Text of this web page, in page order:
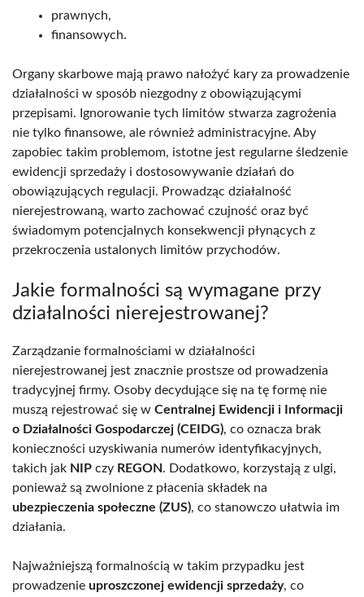
prawnych,
finansowych.
Organy skarbowe mają prawo nałożyć kary za prowadzenie
działalności w sposób niezgodny z obowiązującymi
przepisami. Ignorowanie tych limitów stwarza zagrożenia
nie tylko finansowe, ale również administracyjne. Aby
zapobiec takim problemom, istotne jest regularne śledzenie
ewidencji sprzedaży i dostosowywanie działań do
obowiązujących regulacji. Prowadząc działalność
nierejestrowaną, warto zachować czujność oraz być
świadomym potencjalnych konsekwencji płynących z
przekroczenia ustalonych limitów przychodów.
Jakie formalności są wymagane przy
działalności nierejestrowanej?
Zarządzanie formalnościami w działalności
nierejestrowanej jest znacznie prostsze od prowadzenia
tradycyjnej firmy. Osoby decydujące się na tę formę nie
muszą rejestrować się w Centralnej Ewidencji i Informacji
o Działalności Gospodarczej (CEIDG), co oznacza brak
konieczności uzyskiwania numerów identyfikacyjnych,
takich jak NIP czy REGON. Dodatkowo, korzystają z ulgi,
ponieważ są zwolnione z płacenia składek na
ubezpieczenia społeczne (ZUS), co stanowczo ułatwia im
działania.
Najważniejszą formalnością w takim przypadku jest
prowadzenie uproszczonej ewidencji sprzedaży, co